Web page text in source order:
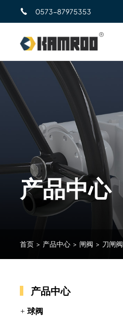
0573-87975353
产品中心
首页 > 产品中心 > 闸阀 > 刀闸阀
产品中心
球阀